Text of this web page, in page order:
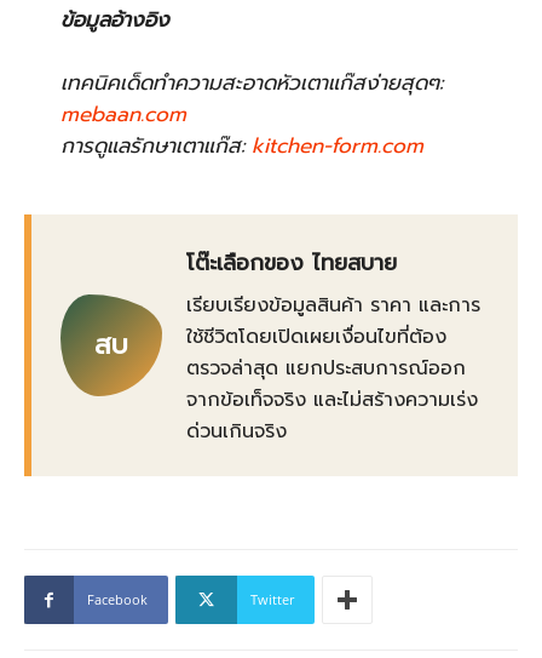
ข้อมูลอ้างอิง
เทคนิคเด็ดทำความสะอาดหัวเตาแก๊สง่ายสุดๆ:
mebaan.com
การดูแลรักษาเตาแก๊ส:kitchen-form.com
สบ
โต๊ะเลือกของ ไทยสบาย
เรียบเรียงข้อมูลสินค้า ราคา และการ
ใช้ชีวิตโดยเปิดเผยเงื่อนไขที่ต้อง
ตรวจล่าสุด แยกประสบการณ์ออก
จากข้อเท็จจริง และไม่สร้างความเร่ง
ด่วนเกินจริง
Facebook Twitter